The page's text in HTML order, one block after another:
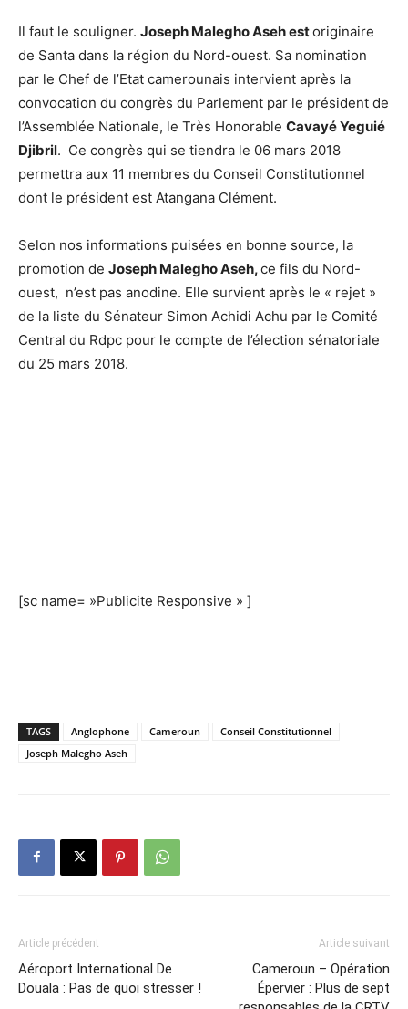
Il faut le souligner. Joseph Malegho Aseh estoriginaire
de Santa dans la région du Nord-ouest. Sa nomination
par le Chef de l’Etat camerounais intervient après la
convocation du congrès du Parlement par le président de
l’Assemblée Nationale, le Très Honorable Cavayé Yeguié
Djibril. Ce congrès qui se tiendra le 06 mars 2018
permettra aux 11 membres du Conseil Constitutionnel
dont le président est Atangana Clément.
Selon nos informations puisées en bonne source, la
promotion de Joseph Malegho Aseh,ce fils du Nord-
ouest, n’est pas anodine. Elle survient après le « rejet »
de la liste du Sénateur Simon Achidi Achu par le Comité
Central du Rdpc pour le compte de l’élection sénatoriale
du 25 mars 2018.
[sc name= »Publicite Responsive » ]
TAGS Anglophone Cameroun
Conseil Constitutionnel
Joseph Malegho Aseh
Article précédent
Aéroport International De
Douala : Pas de quoi stresser !
Article suivant
Cameroun – Opération
Épervier : Plus de sept